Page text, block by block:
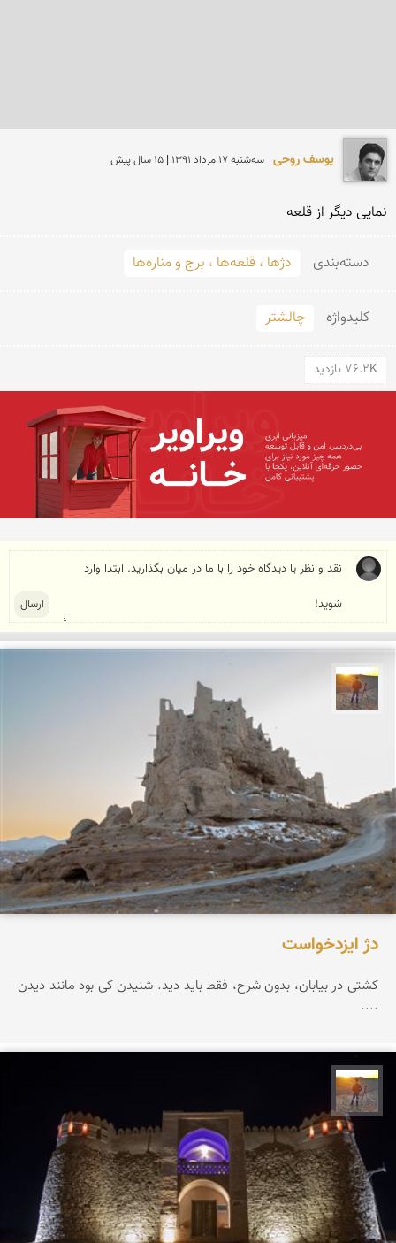
یوسف روحی سه‌شنبه 17 مرداد 1391 | 15 سال پیش
نمایی دیگر از قلعه
دسته‌بندی دژها ، قلعه‌ها ، برج و مناره‌ها
کلید‌واژه چالشتر
76.2K بازدید
دژ ایزدخواست
کشتی در بیابان، بدون شرح، فقط باید دید. شنیدن کی بود مانند دیدن
....